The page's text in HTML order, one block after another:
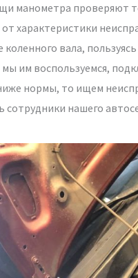
манометра проверяют
характеристики
коленного вала,
мы им воспользуемся,
нормы, то ищем
сотрудники нашего